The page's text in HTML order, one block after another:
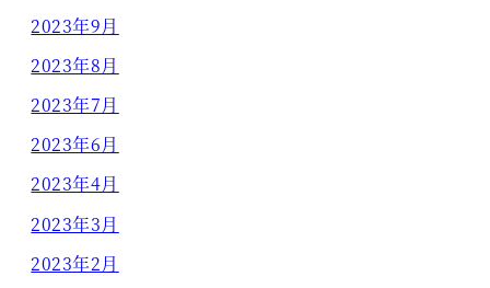
2023年9月
2023年8月
2023年7月
2023年6月
2023年4月
2023年3月
2023年2月